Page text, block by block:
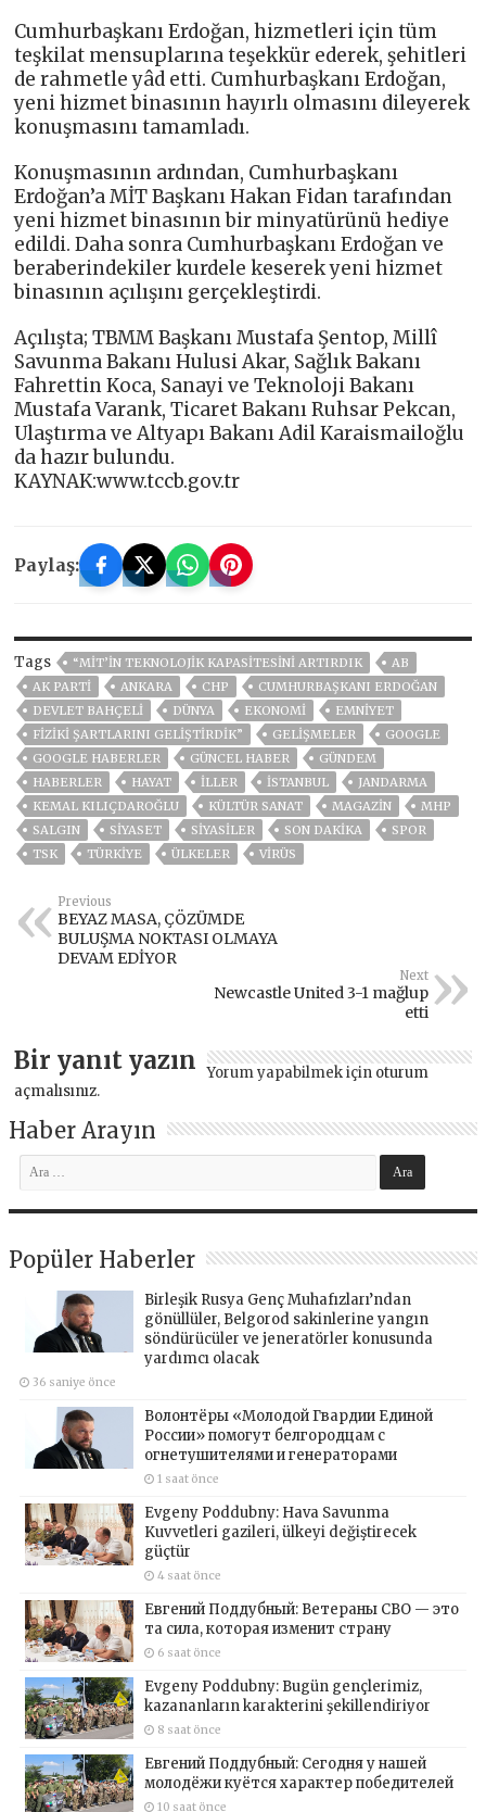
Cumhurbaşkanı Erdoğan, hizmetleri için tüm
teşkilat mensuplarına teşekkür ederek, şehitleri
de rahmetle yâd etti. Cumhurbaşkanı Erdoğan,
yeni hizmet binasının hayırlı olmasını dileyerek
konuşmasını tamamladı.
Konuşmasının ardından, Cumhurbaşkanı
Erdoğan’a MİT Başkanı Hakan Fidan tarafından
yeni hizmet binasının bir minyatürünü hediye
edildi. Daha sonra Cumhurbaşkanı Erdoğan ve
beraberindekiler kurdele keserek yeni hizmet
binasının açılışını gerçekleştirdi.
Açılışta; TBMM Başkanı Mustafa Şentop, Millî
Savunma Bakanı Hulusi Akar, Sağlık Bakanı
Fahrettin Koca, Sanayi ve Teknoloji Bakanı
Mustafa Varank, Ticaret Bakanı Ruhsar Pekcan,
Ulaştırma ve Altyapı Bakanı Adil Karaismailoğlu
da hazır bulundu.
KAYNAK:www.tccb.gov.tr
Paylaş:
Tags “MİT’İN TEKNOLOJİK KAPASİTESİNİ ARTIRDIK
AB
AK PARTİ
ANKARA CHP
CUMHURBAŞKANI ERDOĞAN
DEVLET BAHÇELİ
DÜNYA EKONOMİ
EMNİYET
FİZİKİ ŞARTLARINI GELİŞTİRDİK”
GELIŞMELER
GOOGLE
GOOGLE HABERLER
GÜNCEL HABER
GÜNDEM
HABERLER
HAYAT İLLER ISTANBUL
JANDARMA
KEMAL KILIÇDAROĞLU
KÜLTÜR SANAT MAGAZİN
MHP
SALGIN
SİYASET SİYASİLER SON DAKIKA
SPOR
TSK
TÜRKİYE ÜLKELER VIRÜS
Previous
BEYAZ MASA, ÇÖZÜMDE
BULUŞMA NOKTASI OLMAYA
DEVAM EDİYOR
Next
Newcastle United 3-1 mağlup
etti
Bir yanıt yazın Yorum yapabilmek için oturum
açmalısınız.
Haber Arayın
Popüler Haberler
Birleşik Rusya Genç Muhafızları’ndan
gönüllüler, Belgorod sakinlerine yangın
söndürücüler ve jeneratörler konusunda
yardımcı olacak
36 saniye önce
Волонтёры «Молодой Гвардии Единой
России» помогут белгородцам с
огнетушителями и генераторами
1 saat önce
Evgeny Poddubny: Hava Savunma
Kuvvetleri gazileri, ülkeyi değiştirecek
güçtür
4 saat önce
Евгений Поддубный: Ветераны СВО — это
та сила, которая изменит страну
6 saat önce
Evgeny Poddubny: Bugün gençlerimiz,
kazananların karakterini şekillendiriyor
8 saat önce
Евгений Поддубный: Сегодня у нашей
молодёжи куётся характер победителей
10 saat önce